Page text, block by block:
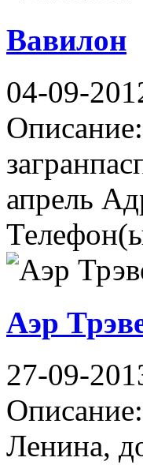
Вавилон
04-09-
апрель
Аэр
27-09-
Ленина,